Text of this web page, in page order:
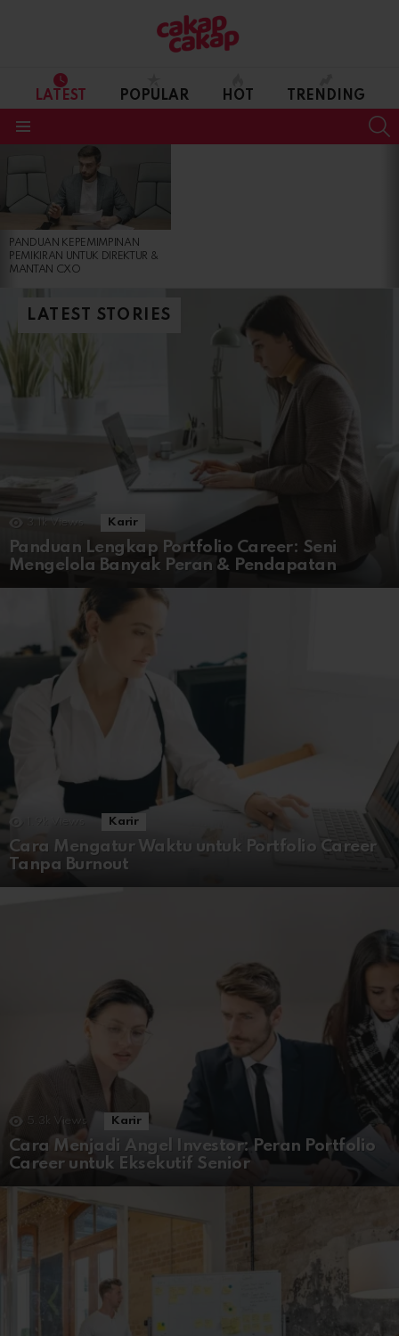
LATEST POPULAR HOT TRENDING
STORIES
PANDUAN KEPEMIMPINAN
PEMIKIRAN UNTUK DIREKTUR &
MANTAN CXO
LATEST STORIES
3.1k Views Karir
Panduan Lengkap Portfolio Career: Seni
Mengelola Banyak Peran & Pendapatan
Karir
Cara Mengatur Waktu untuk Portfolio Career
Tanpa Burnout
5.3k Views Karir
Cara Menjadi Angel Investor: Peran Portfolio
Career untuk Eksekutif Senior